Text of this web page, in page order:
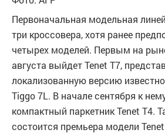
Первоначальная модельная
три кроссовера, хотя ранее
четырех моделей. Первым на
августа выйдет Tenet T7,
локализованную версию
Tiggo 7L. В начале сентября к
компактный паркетник Tenet T4.
состоится премьера модели